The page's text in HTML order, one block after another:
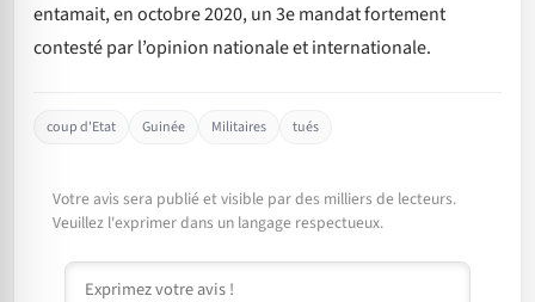
entamait, en octobre 2020, un 3e mandat fortement
contesté par l’opinion nationale et internationale.
coup d'Etat Guinée Militaires tués
Votre avis sera publié et visible par des milliers de lecteurs.
Veuillez l'exprimer dans un langage respectueux.
Commentaire